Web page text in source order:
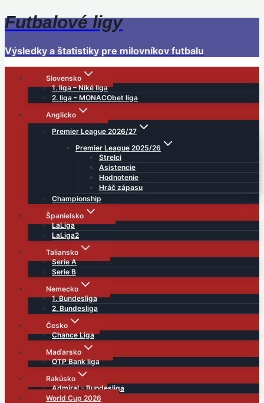
Skip
to
Futbalové ligy
Výsledky a štatistiky pre milovníkov futbalu
Slovensko
1. liga – Niké liga
2. liga – MONACObet liga
Anglicko
Premier League 2026/27
Premier League 2025/26
Strelci
Asistencie
Hodnotenie
Hráč zápasu
Championship
Španielsko
LaLiga
LaLiga2
Taliansko
Serie A
Serie B
Nemecko
1. Bundesliga
2. Bundesliga
Česko
Chance Liga
Maďarsko
OTP Bank liga
Rakúsko
Admiral – Bundesliga
World Cup 2026